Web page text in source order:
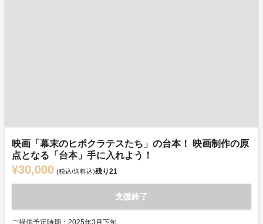
映画「幕末のヒポクラテスたち」の台本！ 映画制作の原
点となる「台本」手に入れよう！
¥30,000 (税込/送料込)残り21
支援終了